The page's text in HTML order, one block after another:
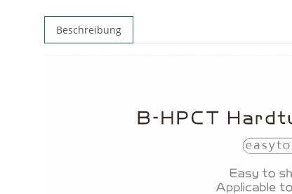
Beschreibung